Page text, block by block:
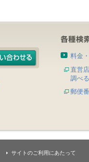
料金
直営
調べる
郵便
サイトのご利用にあたって